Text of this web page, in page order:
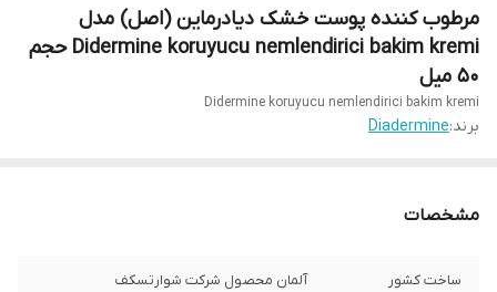
مرطوب کننده پوست خشک دیادرماین (اصل) مدل
Didermine koruyucu nemlendirici bakim kremi حجم
۵۰ میل
Didermine koruyucu nemlendirici bakim kremi
برند:Diadermine
مشخصات
ساخت کشور آلمان محصول شرکت شوارتسکف